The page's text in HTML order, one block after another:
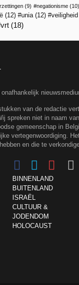
(9) negationisme (10)
(12) unia(12) veiligheid
vrt (18)
van de redactie
spreken niet in naam
gemeenschap in
vertegenwoordiging.
en die te
BINNENLAND
BUITENLAND
ISRAËL
CULTUUR &
JODENDOM
HOLOCAUST